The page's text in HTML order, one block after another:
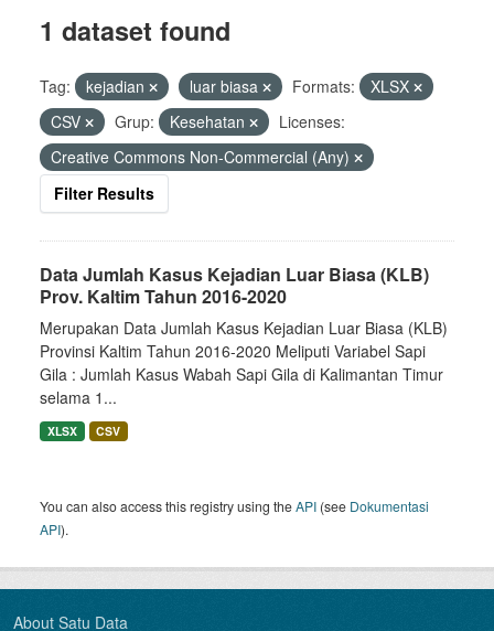
1 dataset found
Tag: kejadian luar biasa Formats:
XLSX
CSV
Grup: Kesehatan
Licenses:
Creative Commons Non-Commercial (Any)
Filter Results
Data Jumlah Kasus Kejadian Luar Biasa (KLB)
Prov. Kaltim Tahun 2016-2020
Merupakan Data Jumlah Kasus Kejadian Luar Biasa (KLB)
Provinsi Kaltim Tahun 2016-2020 Meliputi Variabel Sapi
Gila : Jumlah Kasus Wabah Sapi Gila di Kalimantan Timur
selama 1...
XLSX CSV
You can also access this registry using theAPI (see Dokumentasi
API).
About Satu Data